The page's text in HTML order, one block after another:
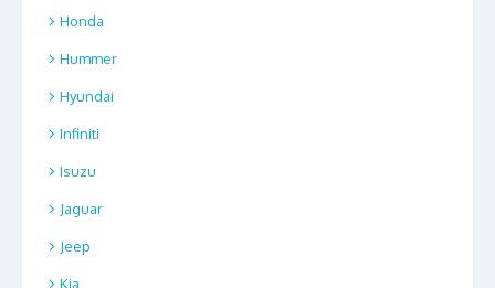
Honda
Hummer
Hyundai
Infiniti
Isuzu
Jaguar
Jeep
Kia